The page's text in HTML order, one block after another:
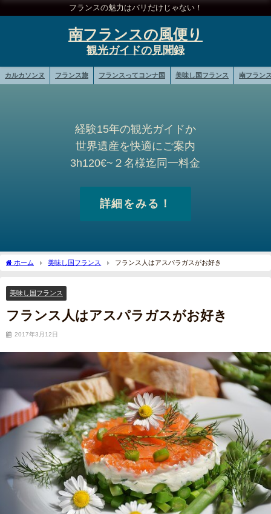
フランスの魅力はバリだけじゃない！
南フランスの風便り
カルカソンヌ フランス旅 フランスってコンナ国 美味し国フランス 南フラン
経験15年の観光ガイドか
世界遺産を快適にご案内
3h120€~２名様迄同一料金
詳細をみる！
ホーム 美味し国フランス フランス人はアスパラガスがお好き
美味し国フランス
フランス人はアスパラガスがお好き
2017年3月12日